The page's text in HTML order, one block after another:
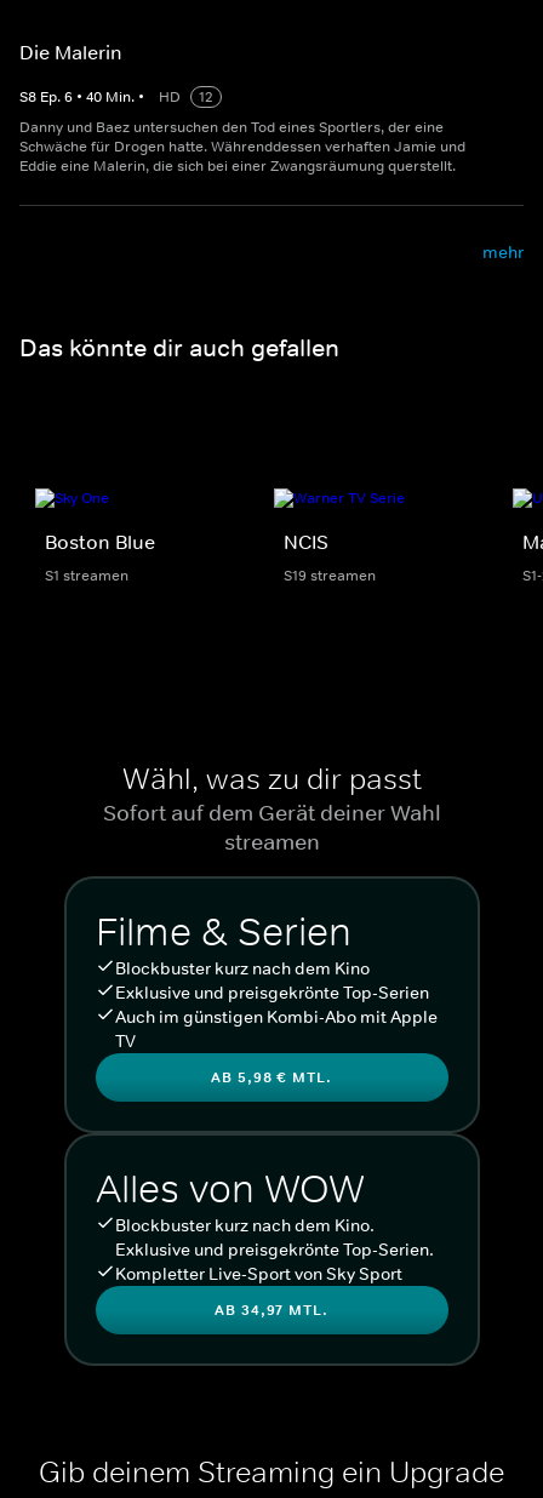
Die Malerin
S8 Ep.6 • 40 Min. • HD
12
Danny und Baez untersuchen den Tod eines Sportlers, der eine
Schwäche für Drogen hatte. Währenddessen verhaften Jamie und
Eddie eine Malerin, die sich bei einer Zwangsräumung querstellt.
mehr
Das könnte dir auch gefallen
Boston Blue
S1 streamen
NCIS
S19 streamen
Wähl, was zu dir passt
Sofort auf dem Gerät deiner Wahl
streamen
Filme & Serien
Blockbuster kurz nach dem Kino
Exklusive und preisgekrönte Top-Serien
Auch im günstigen Kombi-Abo mit Apple
TV
AB 5,98 € MTL.
Alles von WOW
Blockbuster kurz nach dem Kino.
Exklusive und preisgekrönte Top-Serien.
Kompletter Live-Sport von Sky Sport
AB 34,97 MTL.
Gib deinem Streaming ein Upgrade